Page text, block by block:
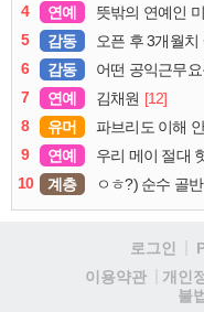
4
연예 뜻밖의 연예인
5
감동 오픈 후 3개월
6
감동 어떤 공익근무
7
연예 김채원 [12]
8
유머 파브리도 이해
9
연예 우리 메이 절대
10
계층 ㅇㅎ?) 순수 골
로그인
이용약관
개인
불